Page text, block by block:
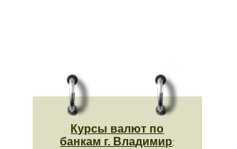
Курсы валют по
банкам г. Владимир: